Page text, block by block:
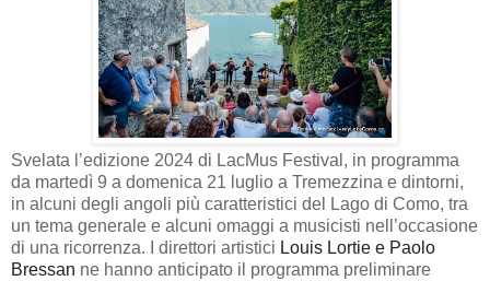
Svelata l’edizione 2024 di LacMus Festival, in programma
da martedì 9 a domenica 21 luglio a Tremezzina e dintorni,
in alcuni degli angoli più caratteristici del Lago di Como, tra
un tema generale e alcuni omaggi a musicisti nell’occasione
di una ricorrenza. I direttori artistici Louis Lortie e Paolo
Bressan ne hanno anticipato il programma preliminare